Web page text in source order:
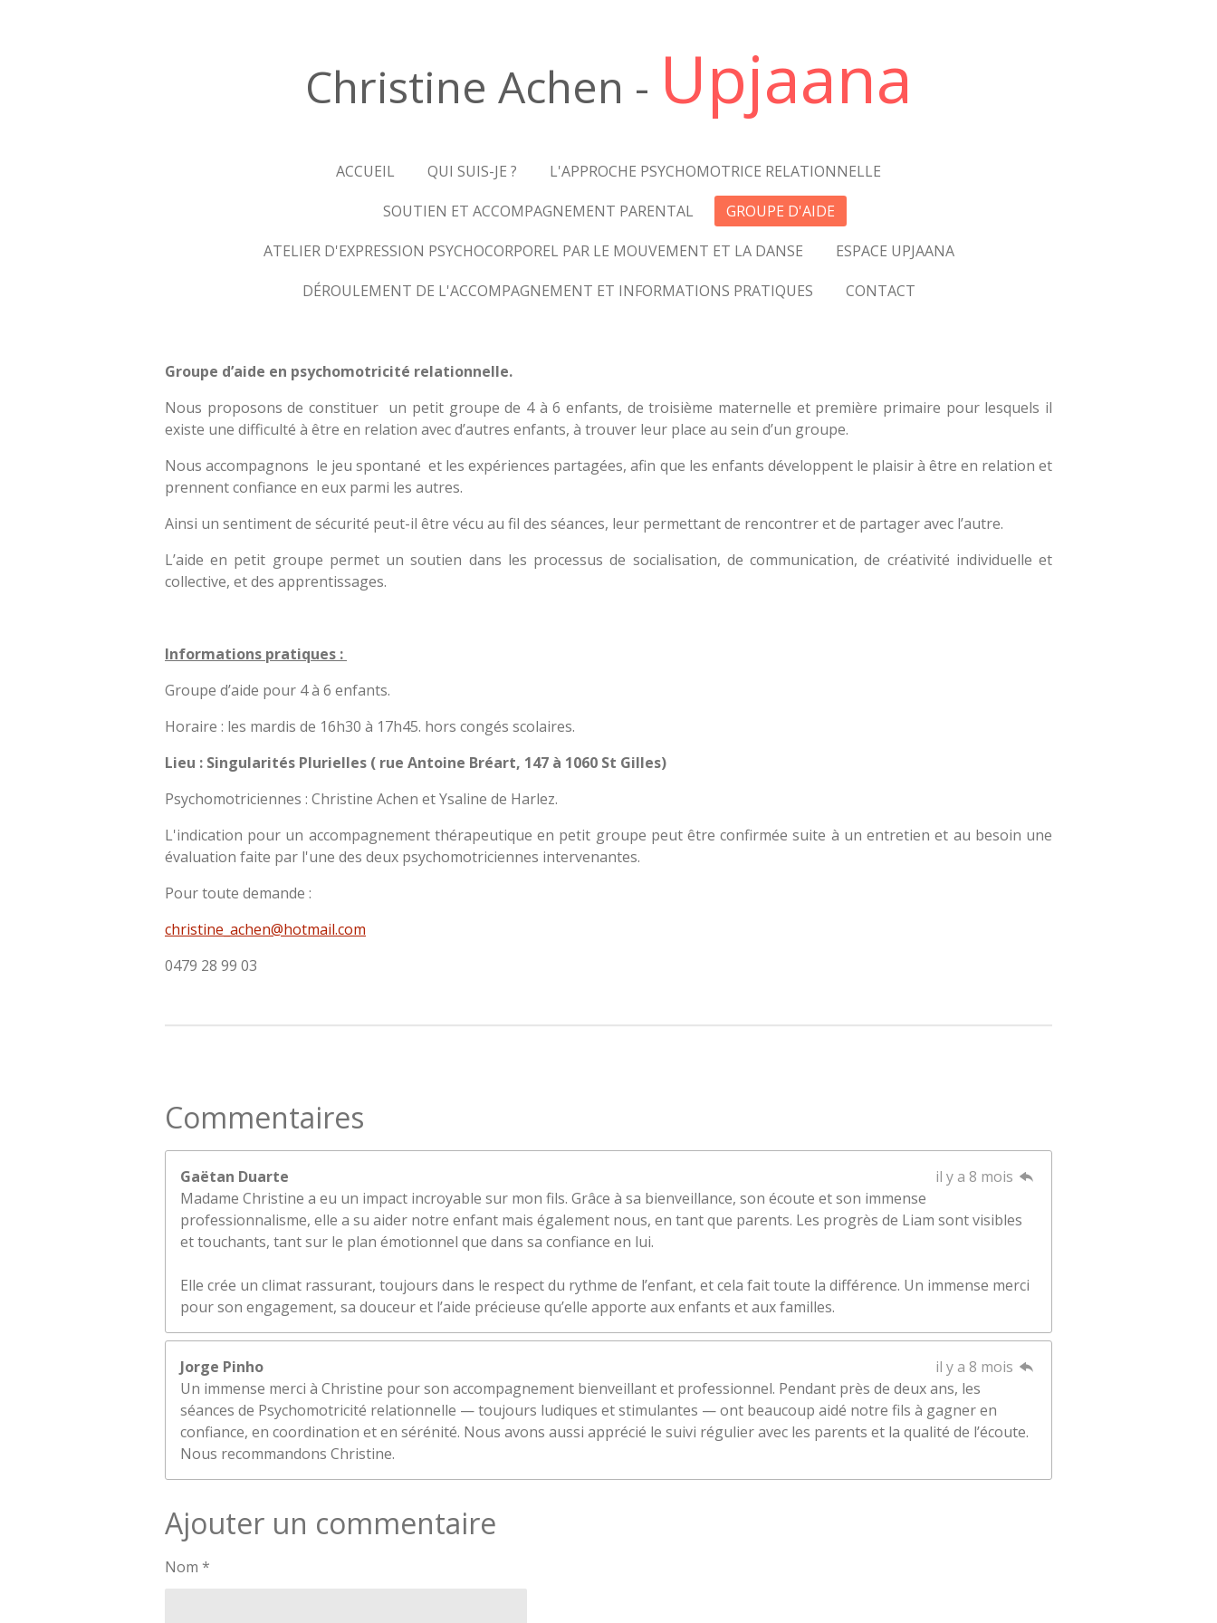
Christine Achen - Upjaana
ACCUEIL QUI SUIS-JE ?
L'APPROCHE PSYCHOMOTRICE RELATIONNELLE
SOUTIEN ET ACCOMPAGNEMENT PARENTAL
GROUPE D'AIDE
ATELIER D'EXPRESSION PSYCHOCORPOREL PAR LE MOUVEMENT ET LA DANSE
ESPACE UPJAANA
DÉROULEMENT DE L'ACCOMPAGNEMENT ET INFORMATIONS PRATIQUES
CONTACT
Groupe d’aide en psychomotricité relationnelle.
Nous proposons de constituer un petit groupe de 4 à 6 enfants, de troisième maternelle et première primaire pour lesquels il
existe une difficulté à être en relation avec d’autres enfants, à trouver leur place au sein d’un groupe.
Nous accompagnons le jeu spontané et les expériences partagées, afin que les enfants développent le plaisir à être en relation et
prennent confiance en eux parmi les autres.
Ainsi un sentiment de sécurité peut-il être vécu au fil des séances, leur permettant de rencontrer et de partager avec l’autre.
L’aide en petit groupe permet un soutien dans les processus de socialisation, de communication, de créativité individuelle et
collective, et des apprentissages.
Informations pratiques :
Groupe d’aide pour 4 à 6 enfants.
Horaire : les mardis de 16h30 à 17h45. hors congés scolaires.
Lieu : Singularités Plurielles ( rue Antoine Bréart, 147 à 1060 St Gilles)
Psychomotriciennes : Christine Achen et Ysaline de Harlez.
L'indication pour un accompagnement thérapeutique en petit groupe peut être confirmée suite à un entretien et au besoin une
évaluation faite par l'une des deux psychomotriciennes intervenantes.
Pour toute demande :
christine_achen@hotmail.com
0479 28 99 03
Commentaires
Gaëtan Duarte
il y a 8 mois
Madame Christine a eu un impact incroyable sur mon fils. Grâce à sa bienveillance, son écoute et son immense
professionnalisme, elle a su aider notre enfant mais également nous, en tant que parents. Les progrès de Liam sont visibles
et touchants, tant sur le plan émotionnel que dans sa confiance en lui.
Elle crée un climat rassurant, toujours dans le respect du rythme de l’enfant, et cela fait toute la différence. Un immense merci
pour son engagement, sa douceur et l’aide précieuse qu’elle apporte aux enfants et aux familles.
Jorge Pinho
il y a 8 mois
Un immense merci à Christine pour son accompagnement bienveillant et professionnel. Pendant près de deux ans, les
séances de Psychomotricité relationnelle — toujours ludiques et stimulantes — ont beaucoup aidé notre fils à gagner en
confiance, en coordination et en sérénité. Nous avons aussi apprécié le suivi régulier avec les parents et la qualité de l’écoute.
Nous recommandons Christine.
Ajouter un commentaire
Nom *